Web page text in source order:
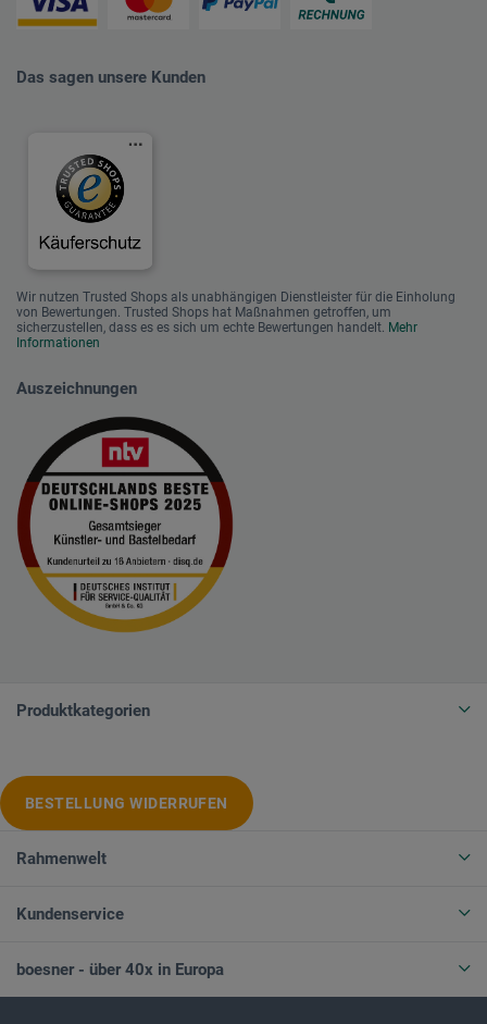
Das sagen unsere Kunden
Wir nutzen Trusted Shops als unabhängigen Dienstleister für die Einholung
von Bewertungen. Trusted Shops hat Maßnahmen getroffen, um
sicherzustellen, dass es es sich um echte Bewertungen handelt. Mehr
Informationen
Auszeichnungen
Produktkategorien
BESTELLUNG WIDERRUFEN
Rahmenwelt
Kundenservice
boesner - über 40x in Europa